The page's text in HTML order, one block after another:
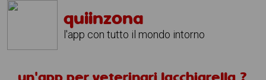
quiinzona
l'app con tutto il mondo intorno